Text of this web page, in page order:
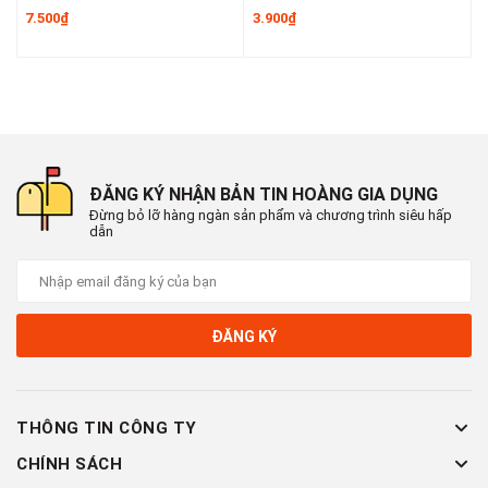
Quý khách có bất kì thắc mắc gì trong quá trình đặt hàng vui
7.500₫ 3.900₫
ĐĂNG KÝ NHẬN BẢN TIN HOÀNG GIA DỤNG
Đừng bỏ lỡ hàng ngàn sản phẩm và chương trình siêu hấp
dẫn
ĐĂNG KÝ
THÔNG TIN CÔNG TY
CHÍNH SÁCH